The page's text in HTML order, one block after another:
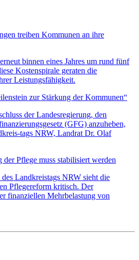
treiben Kommunen an ihre
binnen eines Jahres um rund fünf
Kostenspirale geraten die
Leistungsfähigkeit.
zur Stärkung der Kommunen“
der Landesregierung, den
(GFG) anzuheben,
tags NRW, Landrat Dr. Olaf
Pflege muss stabilisiert werden
Landkreistags NRW sieht die
Pflegereform kritisch. Der
finanziellen Mehrbelastung von